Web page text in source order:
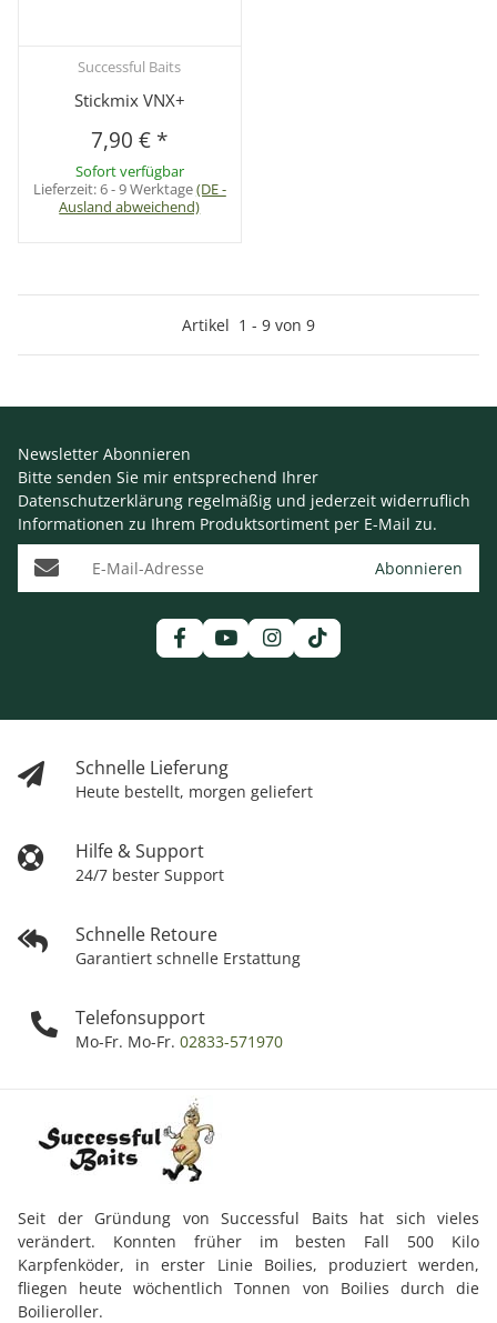
Successful Baits
Stickmix VNX+
7,90 € *
Sofort verfügbar
Lieferzeit:6 - 9 Werktage(DE -
Ausland abweichend)
Artikel 1 - 9 von 9
Schnelle Lieferung
Heute bestellt, morgen geliefert
Hilfe & Support
24/7 bester Support
Schnelle Retoure
Garantiert schnelle Erstattung
Telefonsupport
Mo-Fr. Mo-Fr. 02833-571970
Newsletter Abonnieren
Bitte senden Sie mir entsprechend Ihrer
Datenschutzerklärung regelmäßig und jederzeit widerruflich
Informationen zu Ihrem Produktsortiment per E-Mail zu.
E-Mail-Adresse Abonnieren
Seit der Gründung von Successful Baits hat sich vieles
verändert. Konnten früher im besten Fall 500 Kilo
Karpfenköder, in erster Linie Boilies, produziert werden,
fliegen heute wöchentlich Tonnen von Boilies durch die
Boilieroller.